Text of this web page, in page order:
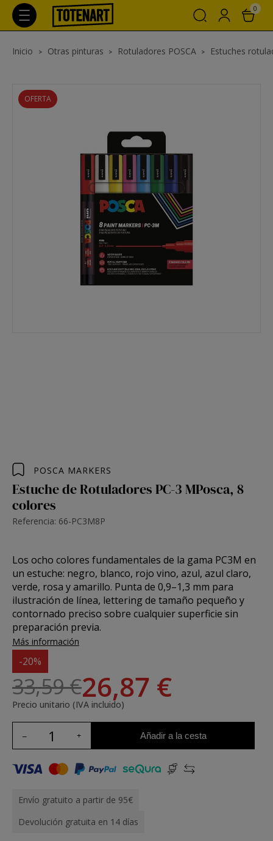
0
Inicio Otras pinturas Rotuladores POSCA Estuches
OFERTA
POSCA MARKERS
Estuche de Rotuladores PC-3 MPosca, 8
colores
Referencia: 66-PC3M8P
Los ocho colores fundamentales de la gama PC3M en
un estuche: negro, blanco, rojo vino, azul, azul claro,
verde, rosa y amarillo. Punta de 0,9–1,3 mm para
ilustración de línea, lettering de tamaño pequeño y
contornado preciso sobre cualquier superficie sin
preparación previa.
Más información
-20%
33,59 €26,87 €
Precio unitario (IVA incluido)
Añadir a la cesta
Envío gratuito a partir de 95€
Devolución gratuita en 14 días